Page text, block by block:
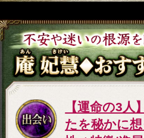
【運命の3人
たを秘かに